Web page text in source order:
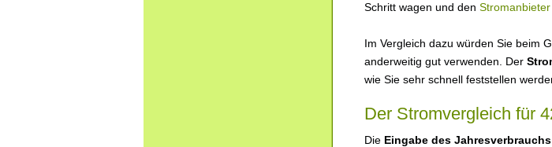
Schritt wagen und den
Im Vergleich dazu würden Sie beim
anderweitig gut verwenden. Der
wie Sie sehr schnell feststellen
Der Stromvergleich für
Die Eingabe des Jahresverbrauchs